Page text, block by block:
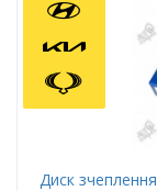
Диск зчеплення